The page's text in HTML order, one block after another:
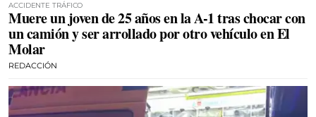
ACCIDENTE TRÁFICO
Muere un joven de 25 años en la A-1 tras chocar con
un camión y ser arrollado por otro vehículo en El
Molar
REDACCIÓN